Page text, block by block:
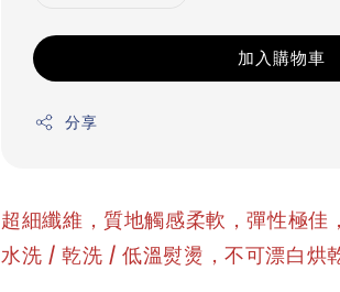
加入購物車
分享
超細纖維，質地觸感柔軟，彈性極佳
水洗 / 乾洗 / 低溫熨燙，不可漂白烘